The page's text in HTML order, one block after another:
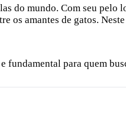
do mundo. Com seu pelo
os amantes de gatos.
fundamental para quem